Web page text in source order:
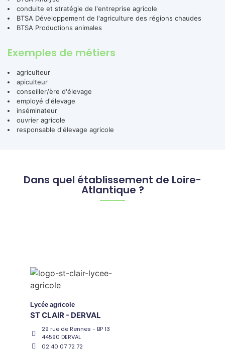
conduite et stratégie de l'entreprise agricole
BTSA Développement de l'agriculture des régions chaudes
BTSA Productions animales
Exemples de métiers
agriculteur
apiculteur
conseiller/ère d'élevage
employé d'élevage
inséminateur
ouvrier agricole
responsable d'élevage agricole
Dans quel établissement de Loire-
Atlantique ?
Lycée agricole
ST CLAIR - DERVAL
29 rue de Rennes - BP 13
44590 DERVAL
02 40 07 72 72